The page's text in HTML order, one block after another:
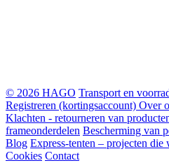
© 2026 HAGO Transport en
Registreren (kortingsaccount) Over
Klachten - retourneren van
frameonderdelen Bescherming van
Blog Express-tenten – projecten die
Cookies Contact